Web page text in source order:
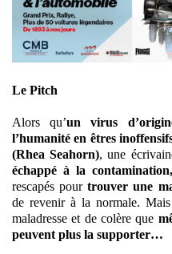
Le Pitch
Alors qu’un virus
l’humanité en êtres
(Rhea Seahorn), une
échappé à la contamination,
rescapés pourtrouver une
de revenir à la normale.
maladresse et de colère que
peuvent plus la supporter…